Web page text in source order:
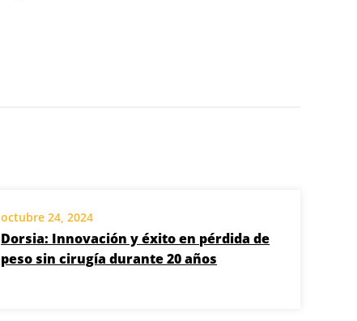
octubre 24, 2024
Dorsia: Innovación y éxito en pérdida de
peso sin cirugía durante 20 años